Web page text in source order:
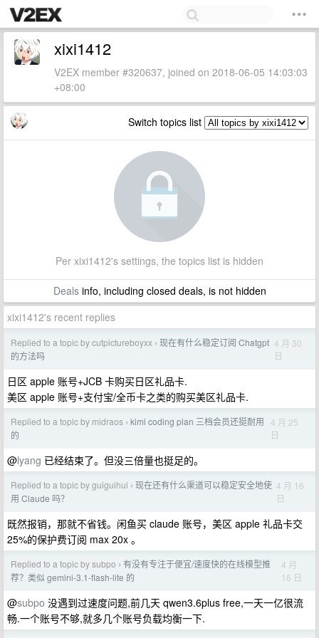
xixi1412
V2EX member #320637, joined on 2018-06-05 14:03:03
+08:00
Switch topics list
Per xixi1412's settings, the topics list is hidden
Dealsinfo, including closed deals, is not hidden
xixi1412's recent replies
Replied to a topic by cutpictureboyxx › 现在有什么稳定订阅 Chatgpt
的方法吗
4 月 30
日
日区 apple 账号+JCB 卡购买日区礼品卡.
美区 apple 账号+支付宝/全币卡之类的购买美区礼品卡.
Replied to a topic by midraos › kimi coding plan 三档会员还挺耐用
的
4 月 25
日
@lyang 已经结束了。但没三倍量也挺足的。
Replied to a topic by guiguihui › 现在还有什么渠道可以稳定安全地使
用 Claude 吗？
4 月 16
日
既然报销，那就不省钱。闲鱼买 claude 账号，美区 apple 礼品卡交
25%的保护费订阅 max 20x 。
Replied to a topic by subpo › 有没有专注于便宜/速度快的在线模型推
荐？类似 gemini-3.1-flash-lite 的
4 月
16 日
@subpo 没遇到过速度问题,前几天 qwen3.6plus free,一天一亿很流
畅.一个账号不够,就多几个账号负载均衡一下.